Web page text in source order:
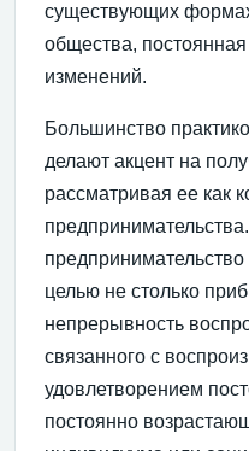
существующих
общества,
изменений.
Большинство
делают акцент на
рассматривая ее как
целью не столько
непрерывность
связанного с
удовлетворением
постоянно